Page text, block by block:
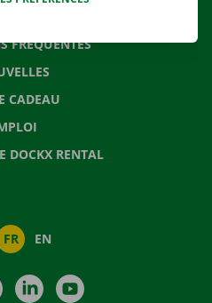
FRÉQUENTES
CADEAU
DOCKX RENTAL
FR EN
InstagramLinkedIn